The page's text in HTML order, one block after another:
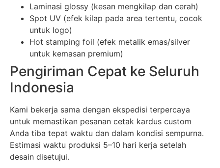
Laminasi glossy (kesan mengkilap dan cerah)
Spot UV (efek kilap pada area tertentu, cocok
untuk logo)
Hot stamping foil (efek metalik emas/silver
untuk kemasan premium)
Pengiriman Cepat ke Seluruh
Indonesia
Kami bekerja sama dengan ekspedisi terpercaya
untuk memastikan pesanan cetak kardus custom
Anda tiba tepat waktu dan dalam kondisi sempurna.
Estimasi waktu produksi 5–10 hari kerja setelah
desain disetujui.